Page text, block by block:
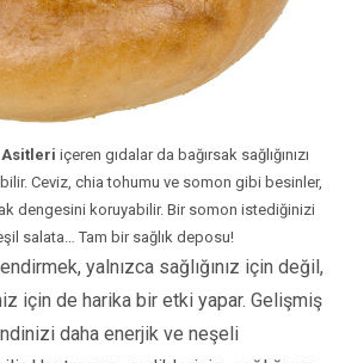
Asitleri içeren gıdalar da bağırsak sağlığınızı
Ceviz, chia tohumu ve somon gibi besinler,
dengesini koruyabilir. Bir somon istediğinizi
salata… Tam bir sağlık deposu!
yalnızca sağlığınız için değil,
için de harika bir etki yapar. Gelişmiş
daha enerjik ve neşeli